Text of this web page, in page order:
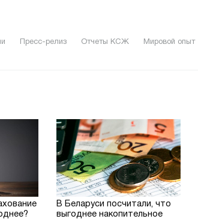
Пресс-релиз Отчеты КСЖ Мировой опыт
В Беларуси посчитали, что
выгоднее накопительное